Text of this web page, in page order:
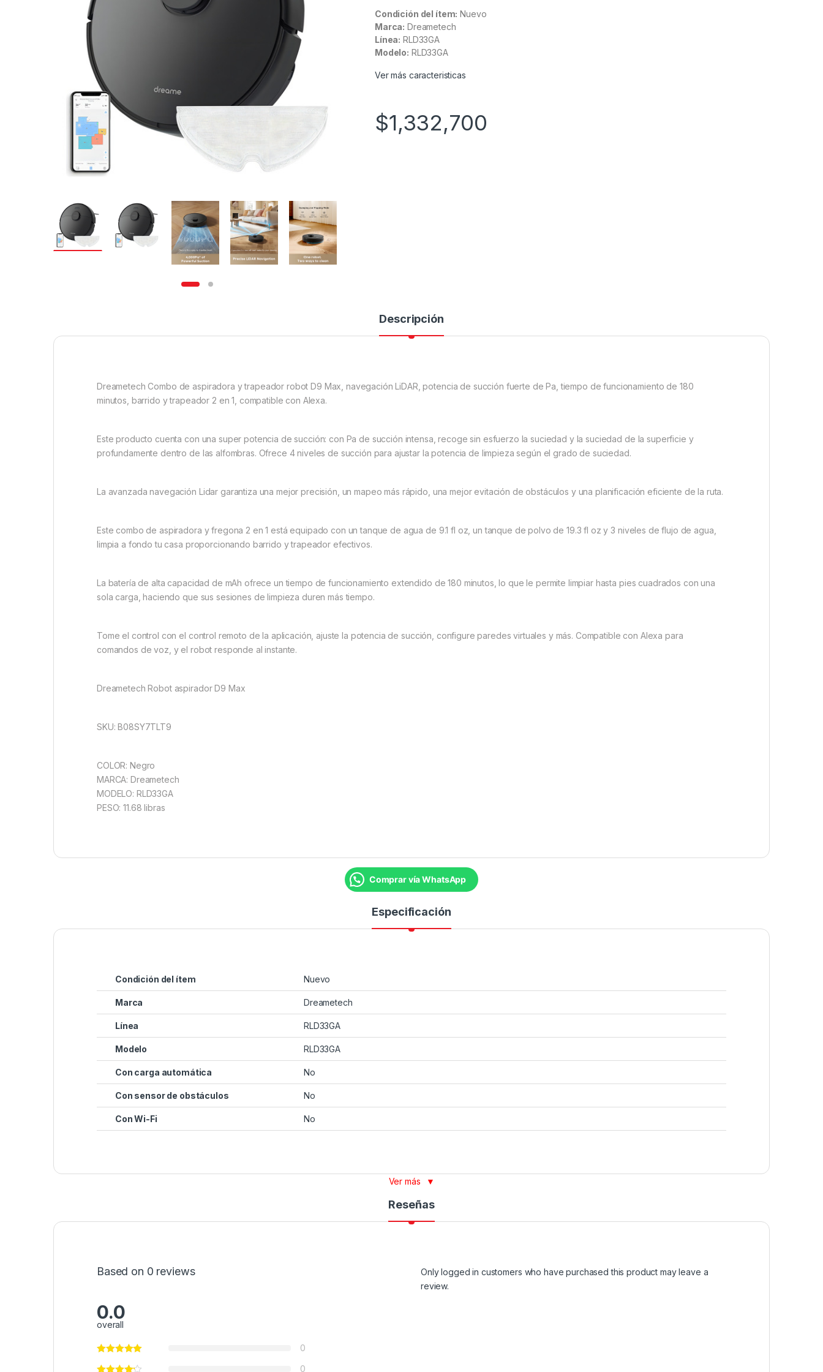
Condición del ítem: Nuevo
Marca: Dreametech
Línea: RLD33GA
Modelo: RLD33GA
Ver más caracteristicas
$1,332,700
Descripción
Dreametech Combo de aspiradora y trapeador robot D9 Max, navegación LiDAR, potencia de succión fuerte de Pa, tiempo de funcionamiento de 180
minutos, barrido y trapeador 2 en 1, compatible con Alexa.
Este producto cuenta con una super potencia de succión: con Pa de succión intensa, recoge sin esfuerzo la suciedad y la suciedad de la superficie y
profundamente dentro de las alfombras. Ofrece 4 niveles de succión para ajustar la potencia de limpieza según el grado de suciedad.
La avanzada navegación Lidar garantiza una mejor precisión, un mapeo más rápido, una mejor evitación de obstáculos y una planificación eficiente de la ruta.
Este combo de aspiradora y fregona 2 en 1 está equipado con un tanque de agua de 9.1 fl oz, un tanque de polvo de 19.3 fl oz y 3 niveles de flujo de agua,
limpia a fondo tu casa proporcionando barrido y trapeador efectivos.
La batería de alta capacidad de mAh ofrece un tiempo de funcionamiento extendido de 180 minutos, lo que le permite limpiar hasta pies cuadrados con una
sola carga, haciendo que sus sesiones de limpieza duren más tiempo.
Tome el control con el control remoto de la aplicación, ajuste la potencia de succión, configure paredes virtuales y más. Compatible con Alexa para
comandos de voz, y el robot responde al instante.
Dreametech Robot aspirador D9 Max
SKU: B08SY7TLT9
COLOR: Negro
MARCA: Dreametech
MODELO: RLD33GA
PESO: 11.68 libras
Comprar vía WhatsApp
Especificación
Condición del ítem Nuevo
Marca Dreametech
Línea RLD33GA
Modelo RLD33GA
Con carga automática No
Con sensor de obstáculos No
Con Wi-Fi No
Ver más ▼
Reseñas
Based on 0 reviews
0.0
overall
0
0
Only logged in customers who have purchased this product may leave a
review.